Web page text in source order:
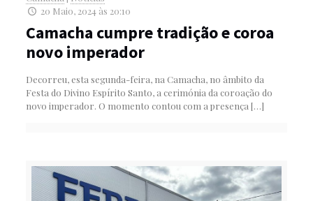
20 Maio, 2024 às 20:10
Camacha cumpre tradição e coroa
novo imperador
Decorreu, esta segunda-feira, na Camacha, no âmbito da
Festa do Divino Espírito Santo, a cerimónia da coroação do
novo imperador. O momento contou com a presença […]